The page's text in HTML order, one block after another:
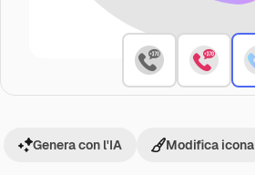
Genera con l'IA Modifica icona